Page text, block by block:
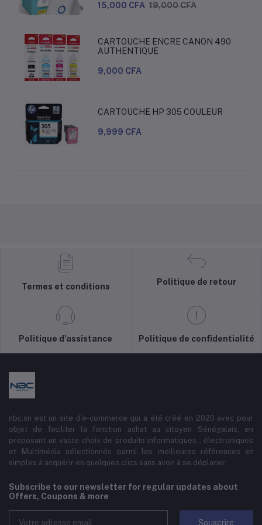
15,000 CFA 19,000 CFA
CARTOUCHE ENCRE CANON 490
AUTHENTIQUE
9,000 CFA
CARTOUCHE HP 305 COULEUR
9,999 CFA
Termes et conditions
Politique de retour
Politique d'assistance Politique de confidentialité
nbc.sn est un site d’e-commerce qui a été créé en 2020 avec pour
objet de faciliter la fonction achat au citoyen Sénégalais, en
proposant un vaste choix de produits informatiques , électroniques
et Multimédia sélectionnés parmi les meilleures références et
simples à acquérir en quelques clics sans avoir à se déplacer.
Subscribe to our newsletter for regular updates about
Offers, Coupons & more
Souscrire